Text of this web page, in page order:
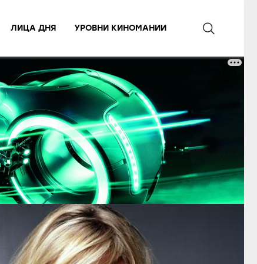
ЛИЦА ДНЯ УРОВНИ КИНОМАНИИ